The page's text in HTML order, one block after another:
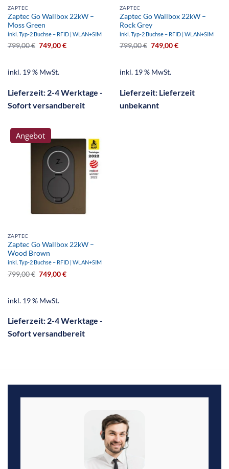
ZAPTEC
Zaptec Go Wallbox 22kW –
Moss Green
inkl. Typ-2 Buchse – RFID | WLAN+SIM
799,00€ 749,00€
inkl. 19 % MwSt.
Lieferzeit: 2-4 Werktage -
Sofort versandbereit
ZAPTEC
Zaptec Go Wallbox 22kW –
Rock Grey
inkl. Typ-2 Buchse – RFID | WLAN+SIM
799,00€ 749,00€
inkl. 19 % MwSt.
Lieferzeit: Lieferzeit
unbekannt
Angebot
ZAPTEC
Zaptec Go Wallbox 22kW –
Wood Brown
inkl. Typ-2 Buchse – RFID | WLAN+SIM
799,00€ 749,00€
inkl. 19 % MwSt.
Lieferzeit: 2-4 Werktage -
Sofort versandbereit